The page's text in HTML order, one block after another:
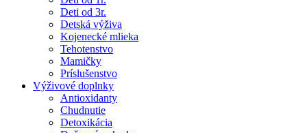
Deti od 3r.
Detská výživa
Kojenecké mlieka
Tehotenstvo
Mamičky
Príslušenstvo
Výživové doplnky
Antioxidanty
Chudnutie
Detoxikácia